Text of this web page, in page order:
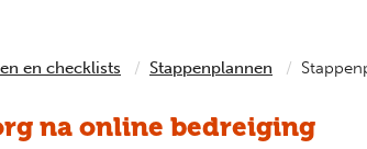
en checklists Stappenplannen
na online bedreiging